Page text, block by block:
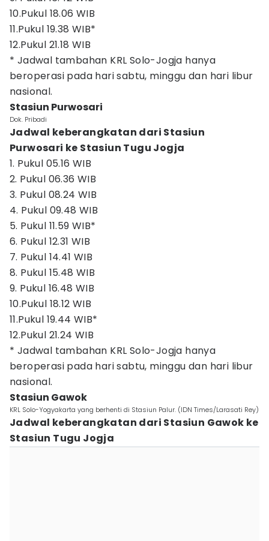
10.Pukul 18.06 WIB
11.Pukul 19.38 WIB*
12.Pukul 21.18 WIB
* Jadwal tambahan KRL Solo-Jogja hanya
beroperasi pada hari sabtu, minggu dan hari libur
nasional.
Stasiun Purwosari
Dok. Pribadi
Jadwal keberangkatan dari Stasiun
Purwosari ke Stasiun Tugu Jogja
1. Pukul 05.16 WIB
2. Pukul 06.36 WIB
3. Pukul 08.24 WIB
4. Pukul 09.48 WIB
5. Pukul 11.59 WIB*
6. Pukul 12.31 WIB
7. Pukul 14.41 WIB
8. Pukul 15.48 WIB
9. Pukul 16.48 WIB
10.Pukul 18.12 WIB
11.Pukul 19.44 WIB*
12.Pukul 21.24 WIB
* Jadwal tambahan KRL Solo-Jogja hanya
beroperasi pada hari sabtu, minggu dan hari libur
nasional.
Stasiun Gawok
KRL Solo-Yogyakarta yang berhenti di Stasiun Palur. (IDN Times/Larasati Rey)
Jadwal keberangkatan dari Stasiun Gawok ke
Stasiun Tugu Jogja